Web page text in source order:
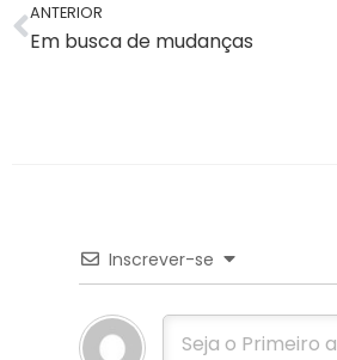
ANTERIOR
Em busca de mudanças
Inscrever-se